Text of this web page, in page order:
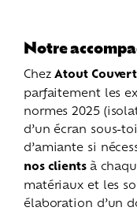
Notre
Chez Atout
parfaitement les
normes 2025
d’un écran sous-
d’amiante si
nos clients à
matériaux et les
élaboration d’un